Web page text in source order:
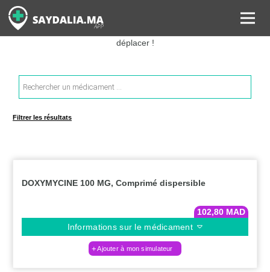
Rechercher les informations sur vos médicaments, leurs prix et
estimer ainsi le coût total de votre ordonnance, sans vous
déplacer !
Recherche
de
produits
Filtrer les résultats
DOXYMYCINE 100 MG, Comprimé dispersible
102,80 MAD
Informations sur le médicament
Ajouter à mon simulateur